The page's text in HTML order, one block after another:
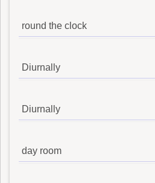
round the clock
Diurnally
Diurnally
day room